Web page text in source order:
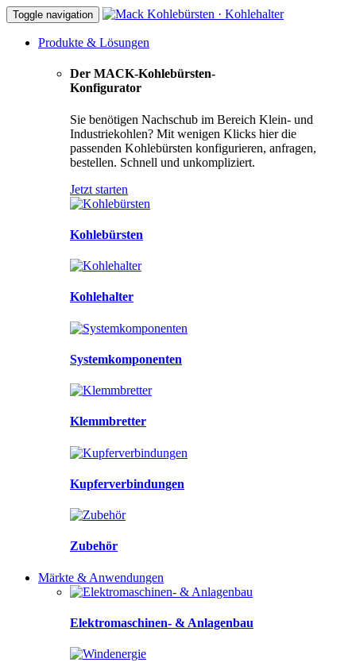
Toggle navigation
Produkte & Lösungen
Der MACK-Kohlebürsten-
Konfigurator
Sie benötigen Nachschub im Bereich Klein- und
Industriekohlen? Mit wenigen Klicks hier die
passenden Kohlebürsten konfigurieren, anfragen,
bestellen. Schnell und unkompliziert.
Jetzt starten
Kohlebürsten
Kohlehalter
Systemkomponenten
Klemmbretter
Kupferverbindungen
Zubehör
Märkte & Anwendungen
Elektromaschinen- & Anlagenbau